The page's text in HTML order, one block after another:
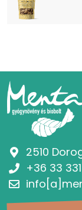
2510
+36 33